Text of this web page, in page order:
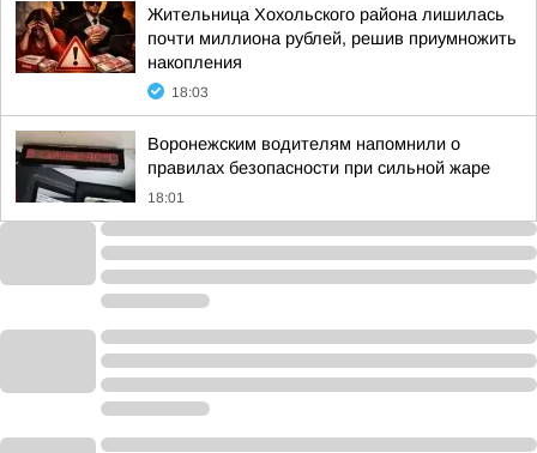
Жительница Хохольского района лишилась
почти миллиона рублей, решив приумножить
накопления
18:03
Воронежским водителям напомнили о
правилах безопасности при сильной жаре
18:01